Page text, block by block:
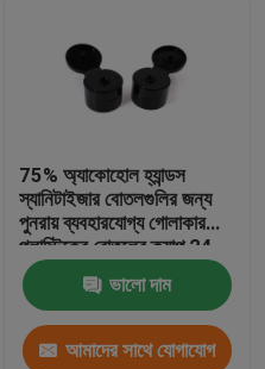
75% অ্যাকোহোল হ্যান্ডস
স্যানিটাইজার বোতলগুলির জন্য
পুনরায় ব্যবহারযোগ্য গোলাকার
প্লাস্টিকের বোতলের ক্যাপ 24-
410 নন স্পিল
ভালো দাম
আমাদের সাথে যোগাযোগ